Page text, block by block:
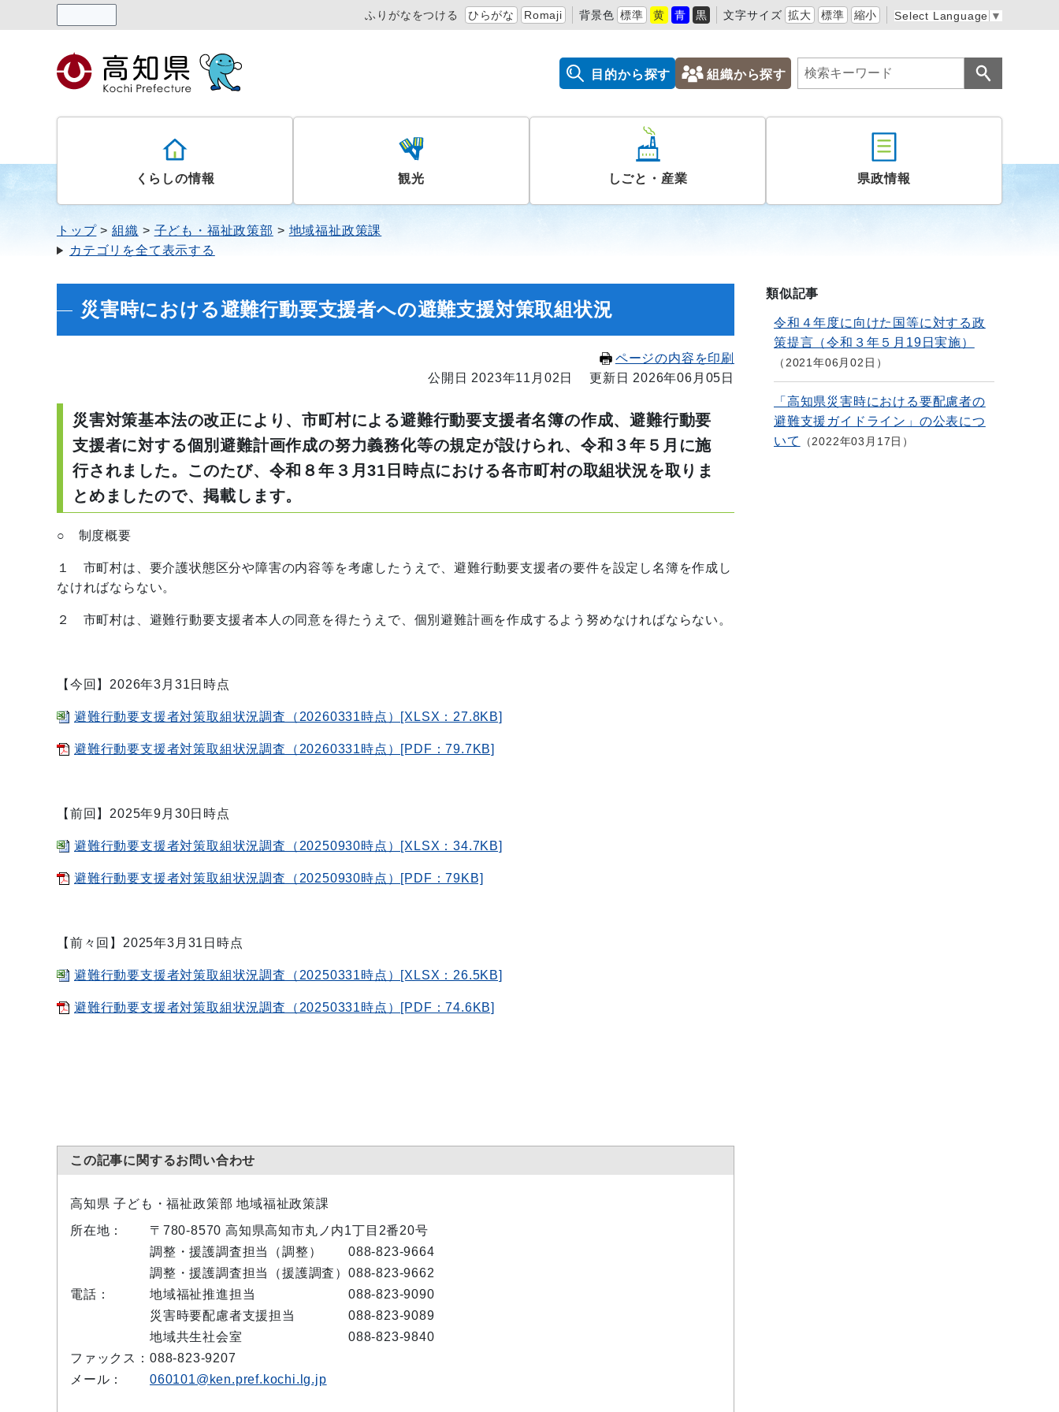
ふりがなをつける ひらがな Romaji 背景色 標準 黄 青 黒 文字サイズ 拡大 標準 縮小 Select Language ▼
目的から探す 組織から探す
くらしの情報 観光 しごと・産業 県政情報
トップ 組織 子ども・福祉政策部
地域福祉政策課
カテゴリを全て表示する
災害時における避難行動要支援者への避難支援対策取組状況
ページの内容を印刷
公開日 2023年11月02日
更新日 2026年06月05日
災害対策基本法の改正により、市町村による避難行動要支援者名簿の作成、避難行動要
支援者に対する個別避難計画作成の努力義務化等の規定が設けられ、令和３年５月に施
行されました。このたび、令和８年３月31日時点における各市町村の取組状況を取りま
とめましたので、掲載します。
○ 制度概要
１ 市町村は、要介護状態区分や障害の内容等を考慮したうえで、避難行動要支援者の要件を設定し名簿を作成し
なければならない。
２ 市町村は、避難行動要支援者本人の同意を得たうえで、個別避難計画を作成するよう努めなければならない。
【今回】2026年3月31日時点
避難行動要支援者対策取組状況調査（20260331時点）[XLSX：27.8KB]
避難行動要支援者対策取組状況調査（20260331時点）[PDF：79.7KB]
【前回】2025年9月30日時点
避難行動要支援者対策取組状況調査（20250930時点）[XLSX：34.7KB]
避難行動要支援者対策取組状況調査（20250930時点）[PDF：79KB]
【前々回】2025年3月31日時点
避難行動要支援者対策取組状況調査（20250331時点）[XLSX：26.5KB]
避難行動要支援者対策取組状況調査（20250331時点）[PDF：74.6KB]
この記事に関するお問い合わせ
高知県 子ども・福祉政策部 地域福祉政策課
所在地：
〒780-8570 高知県高知市丸ノ内1丁目2番20号
電話：
調整・援護調査担当（調整）
088-823-9664
調整・援護調査担当（援護調査） 088-823-9662
地域福祉推進担当
088-823-9090
災害時要配慮者支援担当
088-823-9089
地域共生社会室
088-823-9840
ファックス： 088-823-9207
メール：
060101@ken.pref.kochi.lg.jp
類似記事
令和４年度に向けた国等に対する政
策提言（令和３年５月19日実施）
2021年06月02日
「高知県災害時における要配慮者の
避難支援ガイドライン」の公表につ
いて
2022年03月17日